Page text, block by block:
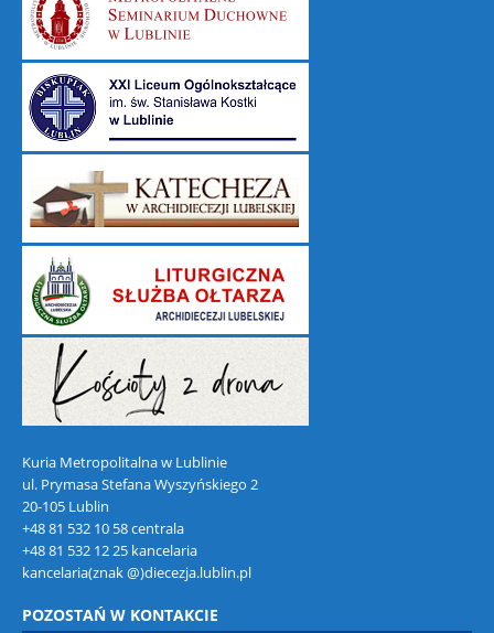
Kuria Metropolitalna w Lublinie
ul. Prymasa Stefana Wyszyńskiego 2
20-105 Lublin
+48 81 532 10 58 centrala
+48 81 532 12 25 kancelaria
kancelaria(znak @)diecezja.lublin.pl
POZOSTAŃ W KONTAKCIE